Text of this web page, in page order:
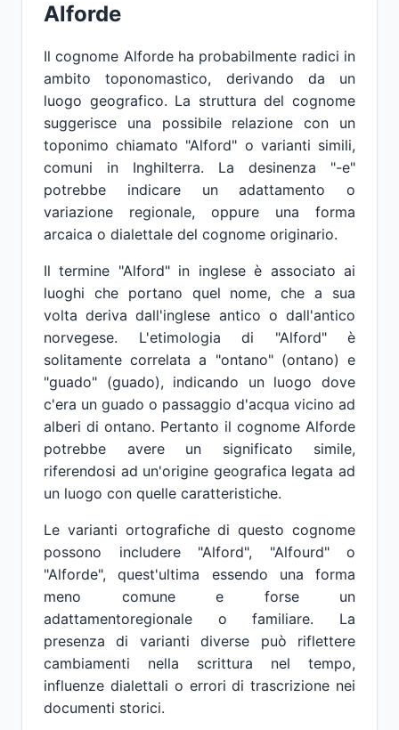
Alforde
Il cognome Alforde ha probabilmente radici in
ambito toponomastico, derivando da un
luogo geografico. La struttura del cognome
suggerisce una possibile relazione con un
toponimo chiamato "Alford" o varianti simili,
comuni in Inghilterra. La desinenza "-e"
potrebbe indicare un adattamento o
variazione regionale, oppure una forma
arcaica o dialettale del cognome originario.
Il termine "Alford" in inglese è associato ai
luoghi che portano quel nome, che a sua
volta deriva dall'inglese antico o dall'antico
norvegese. L'etimologia di "Alford" è
solitamente correlata a "ontano" (ontano) e
"guado" (guado), indicando un luogo dove
c'era un guado o passaggio d'acqua vicino ad
alberi di ontano. Pertanto il cognome Alforde
potrebbe avere un significato simile,
riferendosi ad un'origine geografica legata ad
un luogo con quelle caratteristiche.
Le varianti ortografiche di questo cognome
possono includere "Alford", "Alfourd" o
"Alforde", quest'ultima essendo una forma
meno comune e forse un
adattamentoregionale o familiare. La
presenza di varianti diverse può riflettere
cambiamenti nella scrittura nel tempo,
influenze dialettali o errori di trascrizione nei
documenti storici.